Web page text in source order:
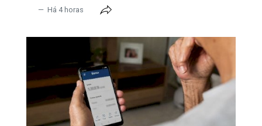
Há 4 horas